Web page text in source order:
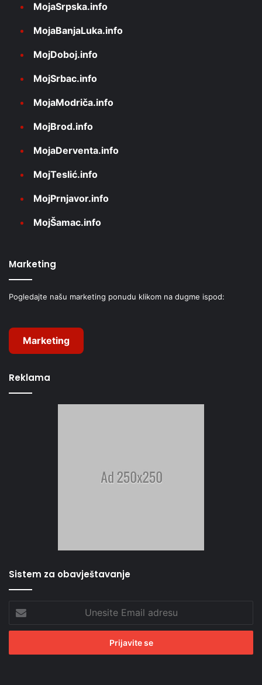
MojaSrpska.info
MojaBanjaLuka.info
MojDoboj.info
MojSrbac.info
MojaModriča.info
MojBrod.info
MojaDerventa.info
MojTeslić.info
MojPrnjavor.info
MojŠamac.info
Marketing
Pogledajte našu marketing ponudu klikom na dugme ispod:
Marketing
Reklama
Sistem za obavještavanje
Unesite
Email
adresu